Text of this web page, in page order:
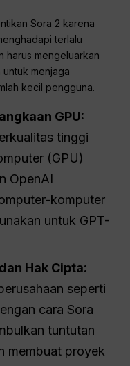
Sora 2 karena
terlalu
harus mengeluarkan
menjaga
kecil pengguna.
GPU:
tinggi
(GPU)
OpenAI
komputer
untuk GPT-
Hak Cipta:
seperti
cara Sora
tuntutan
membuat proyek